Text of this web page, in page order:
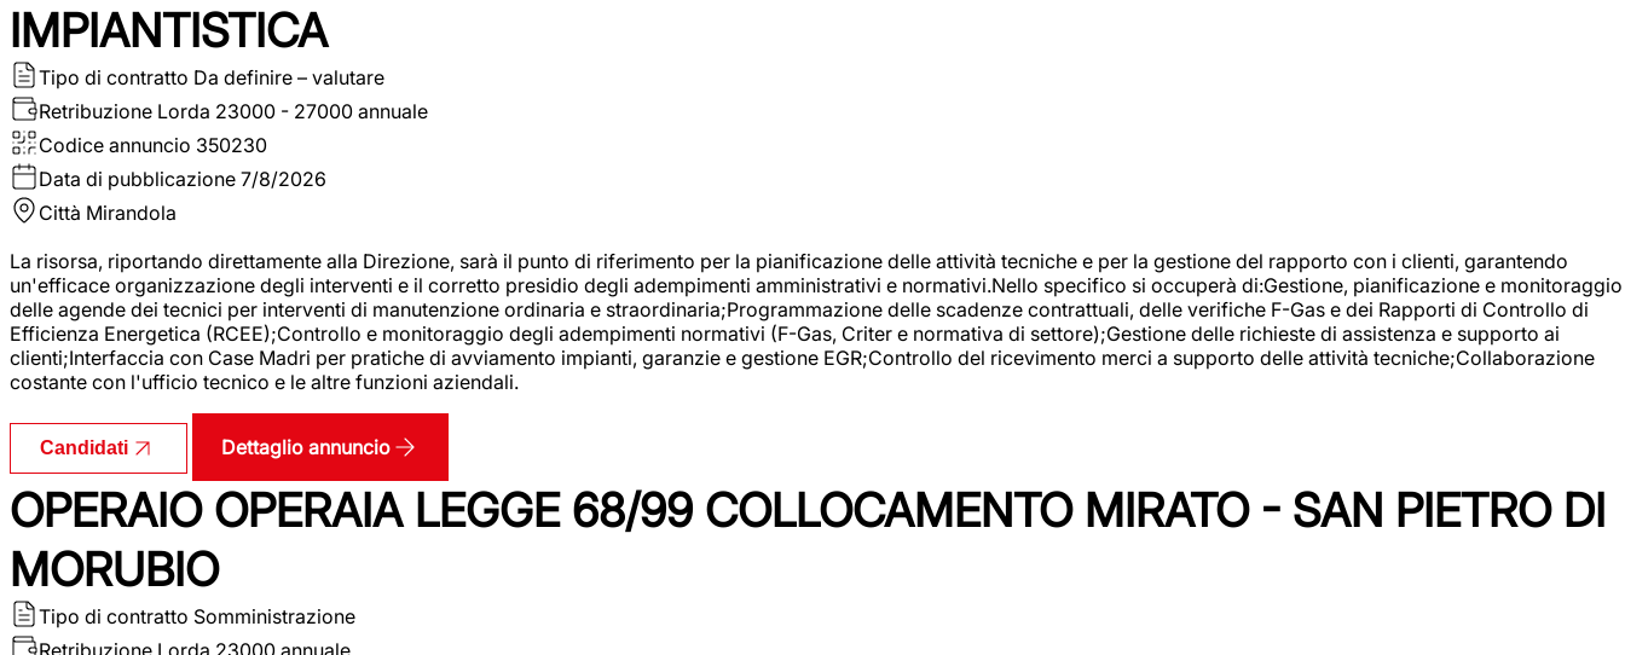
IMPIANTISTICA
Tipo di contratto Da definire – valutare
Retribuzione Lorda 23000 - 27000 annuale
Codice annuncio 350230
Data di pubblicazione 7/8/2026
Città Mirandola
La risorsa, riportando direttamente alla Direzione, sarà il punto di riferimento per la pianificazione delle attività tecniche e per la gestione del rapporto con i clienti, garantendo
un'efficace organizzazione degli interventi e il corretto presidio degli adempimenti amministrativi e normativi.Nello specifico si occuperà di:Gestione, pianificazione e monitoraggio
delle agende dei tecnici per interventi di manutenzione ordinaria e straordinaria;Programmazione delle scadenze contrattuali, delle verifiche F-Gas e dei Rapporti di Controllo di
Efficienza Energetica (RCEE);Controllo e monitoraggio degli adempimenti normativi (F-Gas, Criter e normativa di settore);Gestione delle richieste di assistenza e supporto ai
clienti;Interfaccia con Case Madri per pratiche di avviamento impianti, garanzie e gestione EGR;Controllo del ricevimento merci a supporto delle attività tecniche;Collaborazione
costante con l'ufficio tecnico e le altre funzioni aziendali.
Candidati Dettaglio annuncio
OPERAIO OPERAIA LEGGE 68/99 COLLOCAMENTO MIRATO - SAN PIETRO DI
MORUBIO
Tipo di contratto Somministrazione
Retribuzione Lorda 23000 annuale